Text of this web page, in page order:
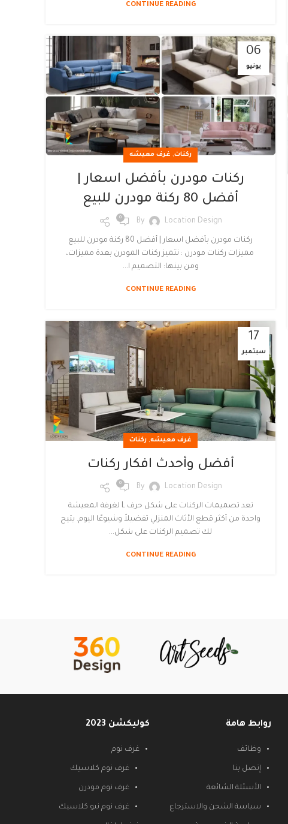
CONTINUE READING
06
يونيو
ركنات, غرف معيشه
ركنات مودرن بأفضل اسعار |
أفضل 80 ركنة مودرن للبيع
By Location Design
0
ركنات مودرن بأفضل اسعار | أفضل 80 ركنة مودرن للبيع
مميزات ركنات مودرن : تتميز ركنات المودرن بعدة مميزات،
ومن بينها: التصميم ا...
CONTINUE READING
17
سبتمبر
غرف معيشه, ركنات
أفضل وأحدث افكار ركنات
By Location Design
0
تعد تصميمات الركنات على شكل حرف L لغرفة المعيشة
واحدة من أكثر قطع الأثاث المنزلي تفضيلاً وشيوعًا اليوم. يتيح
لك تصميم الركنات على شكل...
CONTINUE READING
روابط هامة
وظائف
إتصل بنا
الأسئلة الشائعة
سياسة الشحن والاسترجاع
كوليكشن 2023
غرف نوم
غرف نوم كلاسيك
غرف نوم مودرن
غرف نوم نيو كلاسيك